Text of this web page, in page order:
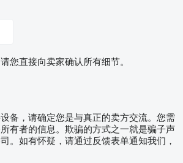
您直接向卖家确认所有细节。
备，请确定您是与真正的卖方交流。您需
有者的信息。欺骗的方式之一就是骗子声
。如有怀疑，请通过反馈表单通知我们，